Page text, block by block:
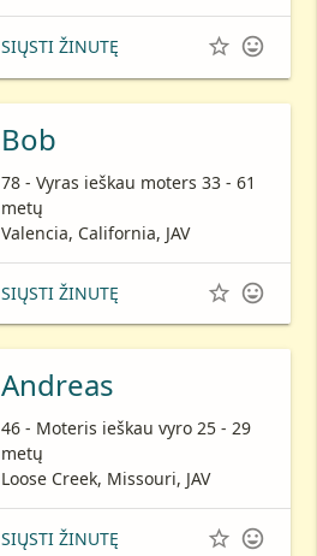
SIŲSTI ŽINUTĘ  
Bob
78 - Vyras ieškau moters 33 - 61
metų
Valencia, California, JAV
SIŲSTI ŽINUTĘ  
Andreas
46 - Moteris ieškau vyro 25 - 29
metų
Loose Creek, Missouri, JAV
SIŲSTI ŽINUTĘ  